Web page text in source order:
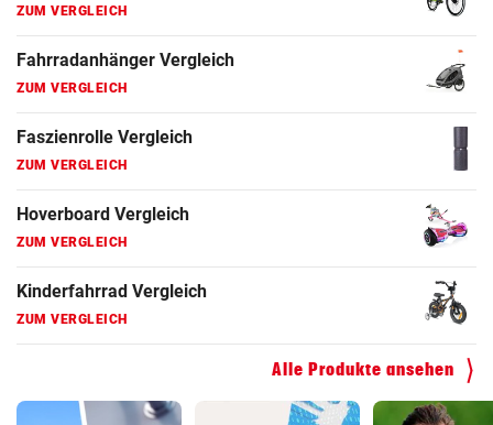
ZUM VERGLEICH
Fahrradanhänger Vergleich
ZUM VERGLEICH
Faszienrolle Vergleich
ZUM VERGLEICH
Hoverboard Vergleich
ZUM VERGLEICH
Kinderfahrrad Vergleich
ZUM VERGLEICH
Alle Produkte ansehen